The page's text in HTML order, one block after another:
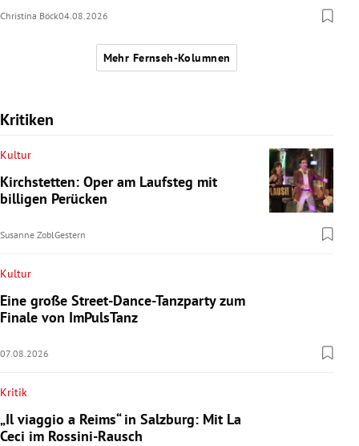
Christina Böck04.08.2026
Mehr Fernseh-Kolumnen
Kritiken
Kultur
Kirchstetten: Oper am Laufsteg mit
billigen Perücken
Susanne ZoblGestern
Kultur
Eine große Street-Dance-Tanzparty zum
Finale von ImPulsTanz
07.08.2026
Kritik
„Il viaggio a Reims“ in Salzburg: Mit La
Ceci im Rossini-Rausch